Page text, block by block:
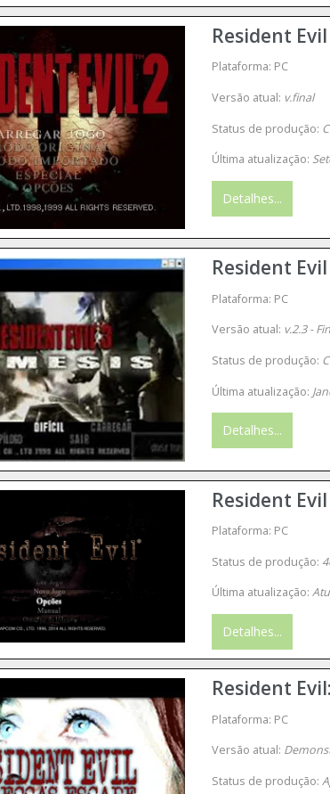
Resident
Plataforma: PC
Versão atual: v.final
Status de produção:
Última atualização:
Detalhes...
Resident
Plataforma: PC
Versão atual: v.2.3 -
Status de produção:
Última atualização:
Detalhes...
Resident
Plataforma: PC
Status de produção:
Última atualização:
Detalhes...
Resident
Plataforma: PC
Versão atual:
Status de produção: